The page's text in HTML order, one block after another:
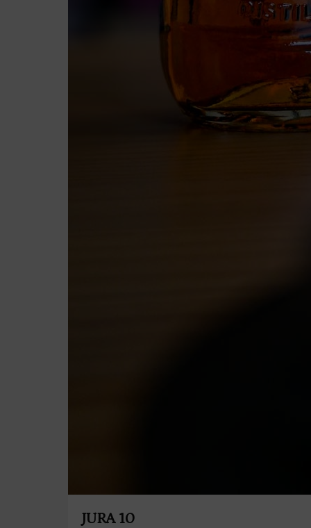
JURA 10